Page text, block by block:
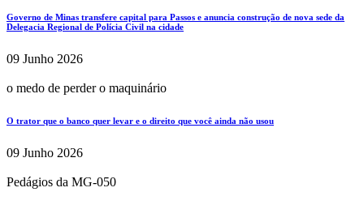
Governo de Minas transfere capital para Passos e anuncia construção de nova sede da
Delegacia Regional de Polícia Civil na cidade
09 Junho 2026
o medo de perder o maquinário
O trator que o banco quer levar e o direito que você ainda não usou
09 Junho 2026
Pedágios da MG-050